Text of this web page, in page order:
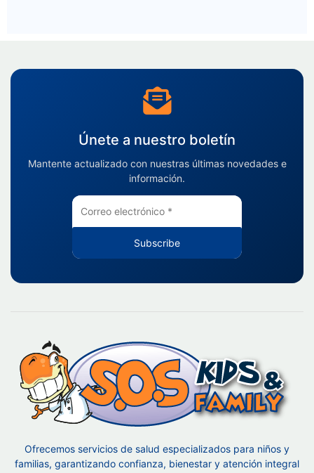
Únete a nuestro boletín
Mantente actualizado con nuestras últimas novedades e
información.
Subscribe
Ofrecemos servicios de salud especializados para niños y
familias, garantizando confianza, bienestar y atención integral